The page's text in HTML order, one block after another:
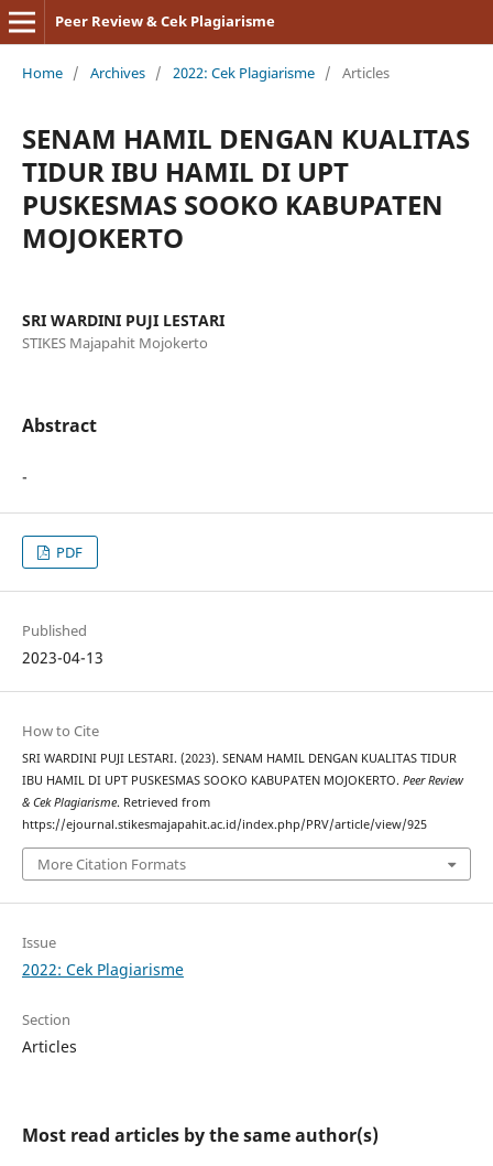
Peer Review & Cek Plagiarisme
Home / Archives / 2022: Cek Plagiarisme / Articles
SENAM HAMIL DENGAN KUALITAS
TIDUR IBU HAMIL DI UPT
PUSKESMAS SOOKO KABUPATEN
MOJOKERTO
SRI WARDINI PUJI LESTARI
STIKES Majapahit Mojokerto
Abstract
-
PDF
Published
2023-04-13
How to Cite
SRI WARDINI PUJI LESTARI. (2023). SENAM HAMIL DENGAN KUALITAS TIDUR
IBU HAMIL DI UPT PUSKESMAS SOOKO KABUPATEN MOJOKERTO. Peer Review
& Cek Plagiarisme. Retrieved from
https://ejournal.stikesmajapahit.ac.id/index.php/PRV/article/view/925
More Citation Formats
Issue
2022: Cek Plagiarisme
Section
Articles
Most read articles by the same author(s)